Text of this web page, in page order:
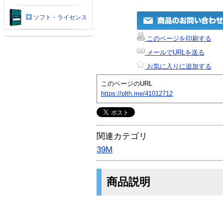
このページを印刷する
メールでURLを送る
お気に入りに追加する
このページのURL
https://plth.me/41012712
関連カテゴリ
39M
商品説明
ソフト・ライセンス